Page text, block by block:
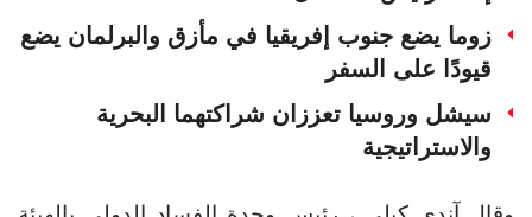
زوما يضع جنوب إفريقيا في مأزق والبرلمان يضع
قيودًا على السفر
سيشل وروسيا تعززان شراكتهما البحرية
والاستراتيجية